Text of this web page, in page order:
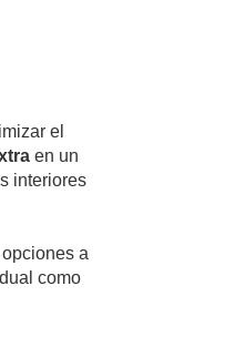
el
en un
interiores
a
como